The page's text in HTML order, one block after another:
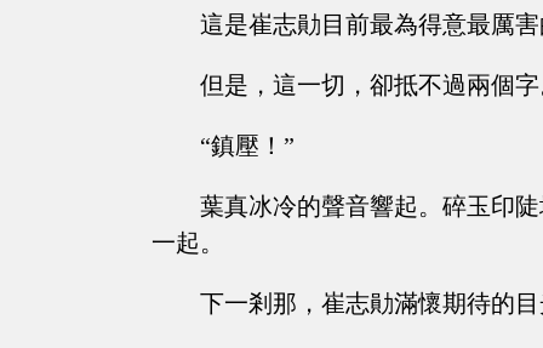
這是崔志勛目前最為得意最厲
但是，這一切，卻抵不過兩個
“鎮壓！”
葉真冰冷的聲音響起。碎玉印
一起。
下一剎那，崔志勛滿懷期待的